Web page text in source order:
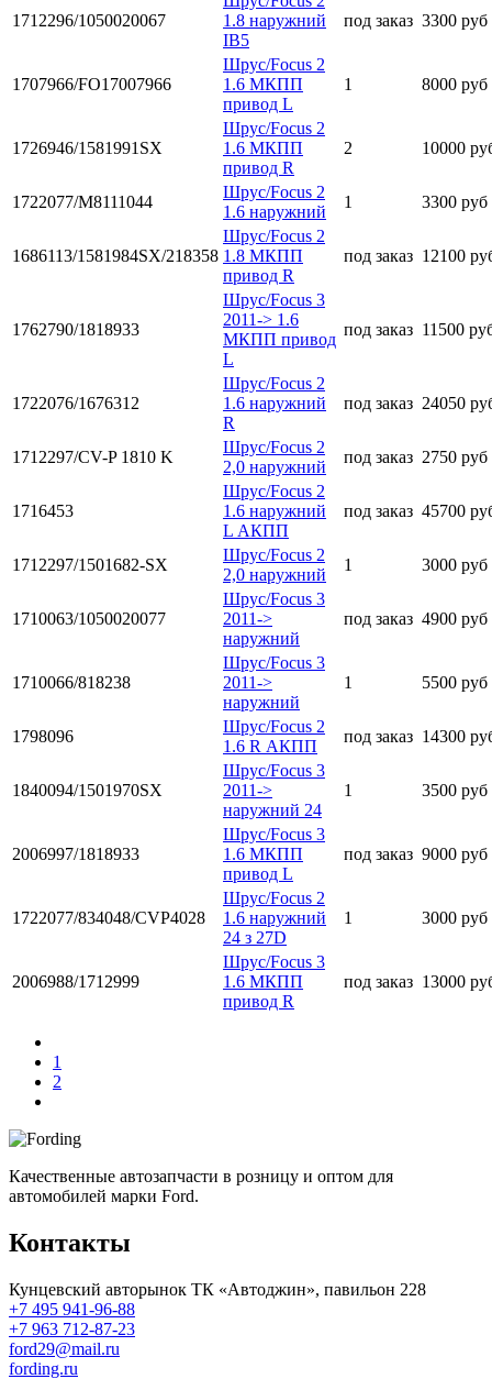
1712296/1050020067
1.8 наружний
IB5
под заказ 3300 руб
1707966/FO17007966
Шрус/Focus 2
1.6 МКПП
привод L
1 8000 руб
1726946/1581991SX
Шрус/Focus 2
1.6 МКПП
привод R
2 10000
1722077/M8111044
Шрус/Focus 2
1.6 наружний
1 3300 руб
1686113/1581984SX/218358
Шрус/Focus 2
1.8 МКПП
привод R
под заказ 12100
1762790/1818933
Шрус/Focus 3
2011-> 1.6
МКПП привод
L
под заказ 11500
1722076/1676312
Шрус/Focus 2
1.6 наружний
R
под заказ 24050
1712297/CV-P 1810 K
Шрус/Focus 2
2,0 наружний
под заказ 2750 руб
1716453
Шрус/Focus 2
1.6 наружний
L АКПП
под заказ 45700
1712297/1501682-SX
Шрус/Focus 2
2,0 наружний
1 3000 руб
1710063/1050020077
Шрус/Focus 3
2011->
наружний
под заказ 4900 руб
1710066/818238
Шрус/Focus 3
2011->
наружний
1 5500 руб
1798096
Шрус/Focus 2
1.6 R АКПП
под заказ 14300
1840094/1501970SX
Шрус/Focus 3
2011->
наружний 24
1 3500 руб
2006997/1818933
Шрус/Focus 3
1.6 МКПП
привод L
под заказ 9000 руб
1722077/834048/CVP4028
Шрус/Focus 2
1.6 наружний
24 з 27D
1 3000 руб
2006988/1712999
Шрус/Focus 3
1.6 МКПП
привод R
под заказ 13000
1
2
Качественные автозапчасти в розницу и оптом для
автомобилей марки Ford.
Контакты
Кунцевский авторынок ТК «Автоджин», павильон 228
+7 495 941-96-88
+7 963 712-87-23
ford29@mail.ru
fording.ru